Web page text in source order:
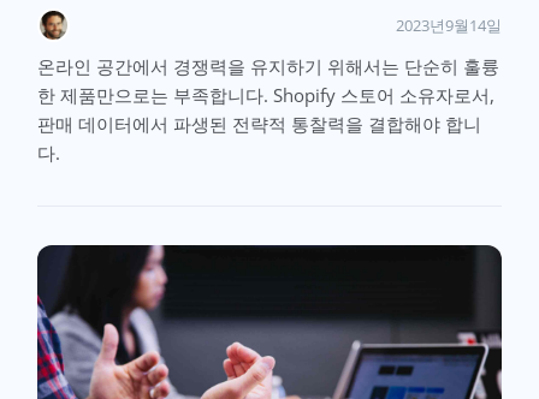
2023년9월14일
온라인 공간에서 경쟁력을 유지하기 위해서는 단순히 훌륭
한 제품만으로는 부족합니다. Shopify 스토어 소유자로서,
판매 데이터에서 파생된 전략적 통찰력을 결합해야 합니
다.